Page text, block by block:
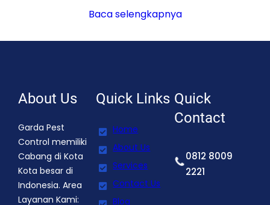
Baca selengkapnya
About Us
Garda Pest
Control memiliki
Cabang di Kota
Kota besar di
Indonesia. Area
Layanan Kami:
Quick Links
Home
About Us
Services
Contact Us
Blog
Quick
Contact
0812 8009
2221